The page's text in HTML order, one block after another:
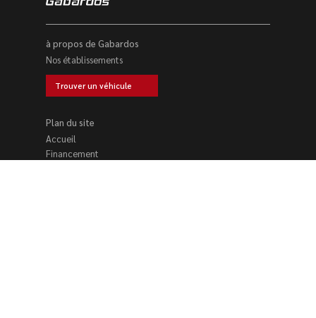
à propos de Gabardos
Nos établissements
Trouver un véhicule
Plan du site
Accueil
Financement